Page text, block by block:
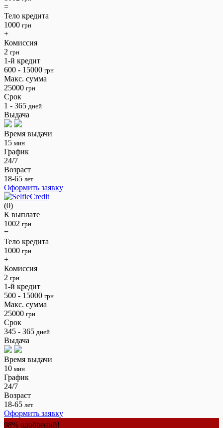
=
Тело кредита
1000 грн
+
Комиссия
2 грн
1-й кредит
600 - 15000 грн
Макс. сумма
25000 грн
Срок
1 - 365 дней
Выдача
Время выдачи
15 мин
График
24/7
Возраст
18-65 лет
Оформить заявку
(0)
К выплате
1002 грн
=
Тело кредита
1000 грн
+
Комиссия
2 грн
1-й кредит
500 - 15000 грн
Макс. сумма
25000 грн
Срок
345 - 365 дней
Выдача
Время выдачи
10 мин
График
24/7
Возраст
18-65 лет
Оформить заявку
98% одобрений!